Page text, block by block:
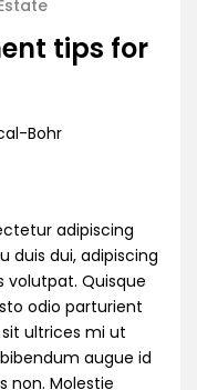
tips for
Bohr
adipiscing
duis dui, adipiscing
volutpat. Quisque
odio parturient
ultrices mi ut
augue id
non. Molestie